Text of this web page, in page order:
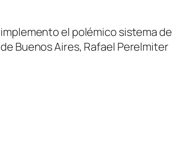
el polémico sistema de
Buenos Aires, Rafael Perelmiter